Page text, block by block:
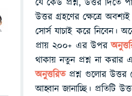
উত্তর গ্রহণের ক্ষেত্রে
সোর্স যাচাই করে নিবেন।
প্রায় ২০০+ এর উপর
থাকায় নতুন প্রশ্ন না করার
অনুত্তরিত প্রশ্ন গুলোর উত্তর
আহ্বান জানাচ্ছি। প্রতিটি